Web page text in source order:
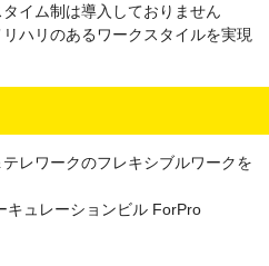
イム制は導入しておりません
ハリのあるワークスタイルを実現
レワークのフレキシブルワークを
キュレーションビル ForPro